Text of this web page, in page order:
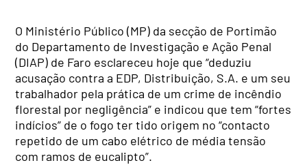
O Ministério Público (MP) da secção de Portimão
do Departamento de Investigação e Ação Penal
(DIAP) de Faro esclareceu hoje que “deduziu
acusação contra a EDP, Distribuição, S.A. e um seu
trabalhador pela prática de um crime de incêndio
florestal por negligência” e indicou que tem “fortes
indícios” de o fogo ter tido origem no “contacto
repetido de um cabo elétrico de média tensão
com ramos de eucalipto”.